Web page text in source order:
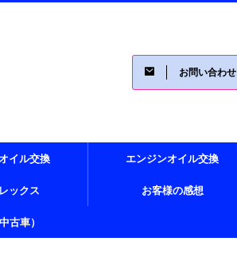
お問い合わせ
イル交換 エンジンオイル交換
ックス お客様の感想
古車）